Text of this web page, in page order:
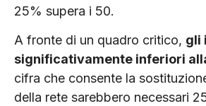
25% supera i 50.
A fronte di un quadro critico, gli
significativamente inferiori
cifra che consente la
della rete sarebbero necessari